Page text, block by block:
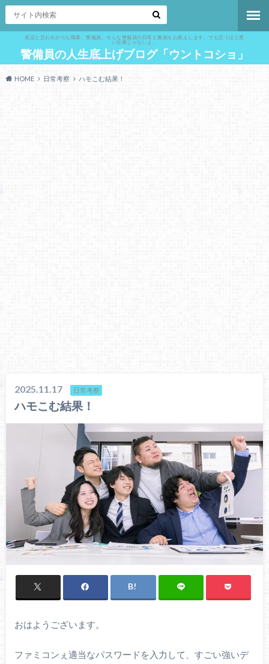
底辺と言われがちな職業、警備員。そんな警備員の日常と裏側をお教えします。でも言うほど悪
い仕事じゃないよ。
警備員の人生底上げブログ「ウントコショ」
HOME 日常考察 ハモこむ結果！
2025.11.17 日常考察
ハモこむ結果！
おはようございます。
ファミコンぇ適当なパスワードを入力して、すごい強いデ